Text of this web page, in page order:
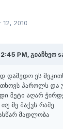
12, 2010
PM, გიაჩხეო
დამედო ეს
პაროლს და
მეტი აღარ
მე მაქვს რამე
მადლობა